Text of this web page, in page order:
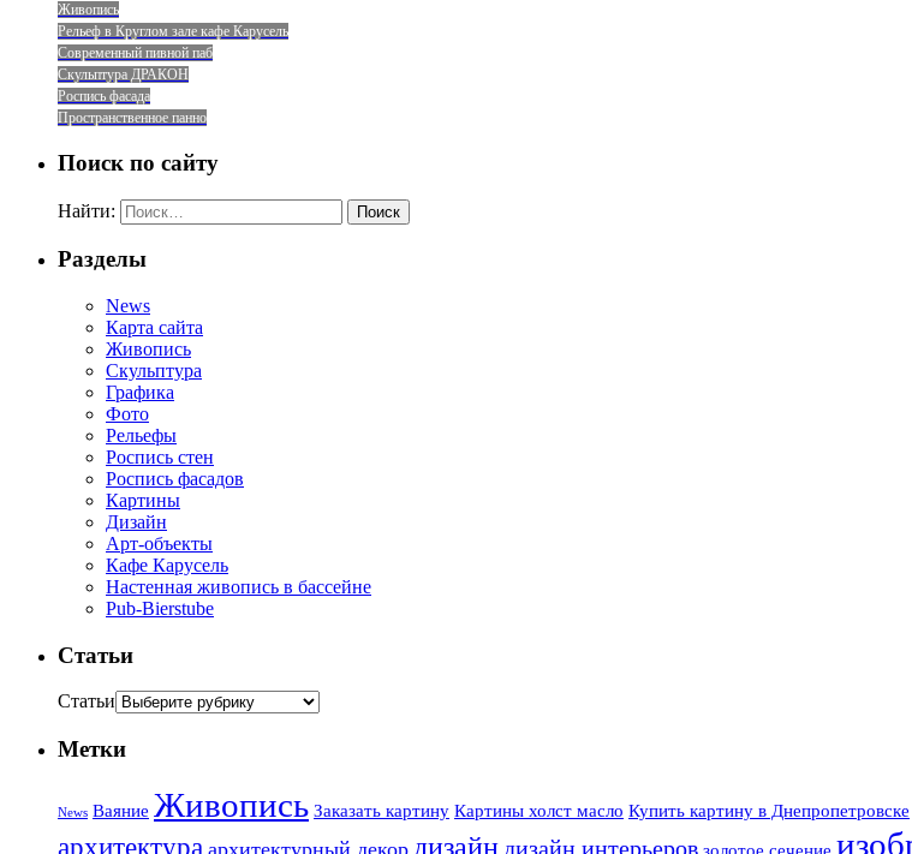
Живопись
Рельеф в Круглом зале кафе Карусель
Современный пивной паб
Скульптура ДРАКОН
Роспись фасада
Пространственное панно
Поиск по сайту
Найти:
Разделы
News
Карта сайта
Живопись
Скульптура
Графика
Фото
Рельефы
Роспись стен
Роспись фасадов
Картины
Дизайн
Арт-объекты
Кафе Карусель
Настенная живопись в бассейне
Pub-Bierstube
Статьи
Статьи
Метки
News Ваяние Живопись Заказать картину Картины холст масло Купить картину в Днепропетровске
архитектура архитектурный декор дизайн дизайн интерьеров